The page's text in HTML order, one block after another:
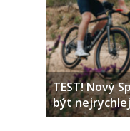
TEST! Nový
být